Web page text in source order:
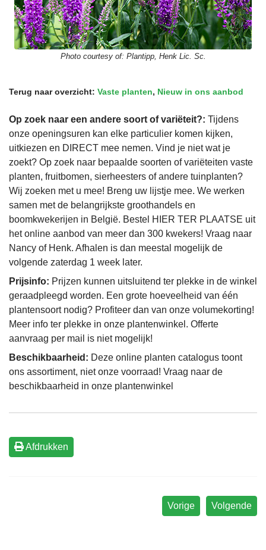
Photo courtesy of: Plantipp, Henk Lic. Sc.
Terug naar overzicht: Vaste planten, Nieuw in ons aanbod
Op zoek naar een andere soort of variëteit?: Tijdens
onze openingsuren kan elke particulier komen kijken,
uitkiezen en DIRECT mee nemen. Vind je niet wat je
zoekt? Op zoek naar bepaalde soorten of variëteiten vaste
planten, fruitbomen, sierheesters of andere tuinplanten?
Wij zoeken met u mee! Breng uw lijstje mee. We werken
samen met de belangrijkste groothandels en
boomkwekerijen in België. Bestel HIER TER PLAATSE uit
het online aanbod van meer dan 300 kwekers! Vraag naar
Nancy of Henk. Afhalen is dan meestal mogelijk de
volgende zaterdag 1 week later.
Prijsinfo: Prijzen kunnen uitsluitend ter plekke in de winkel
geraadpleegd worden. Een grote hoeveelheid van één
plantensoort nodig? Profiteer dan van onze volumekorting!
Meer info ter plekke in onze plantenwinkel. Offerte
aanvraag per mail is niet mogelijk!
Beschikbaarheid: Deze online planten catalogus toont
ons assortiment, niet onze voorraad! Vraag naar de
beschikbaarheid in onze plantenwinkel
Afdrukken
Volgende
Vorige